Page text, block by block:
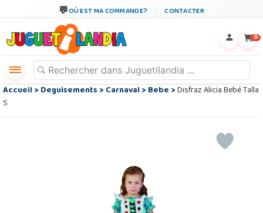
OÙ EST MA COMMANDE? CONTACTER
0
Accueil>Deguisements>Carnaval>Bebe>Disfraz Alicia Bebé Talla
S